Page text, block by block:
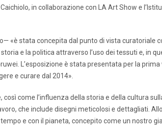
in collaborazione con LA Art Show e
«è stata concepita dal punto di vista curatoriale
e la politica attraverso l’uso dei tessuti e, in
L’esposizione è stata presentata per la prima
e curare dal 2014».
così come l’influenza della storia e della cultura
che include disegni meticolosi e dettagliati.
e con il pianeta, concepito come un nostro